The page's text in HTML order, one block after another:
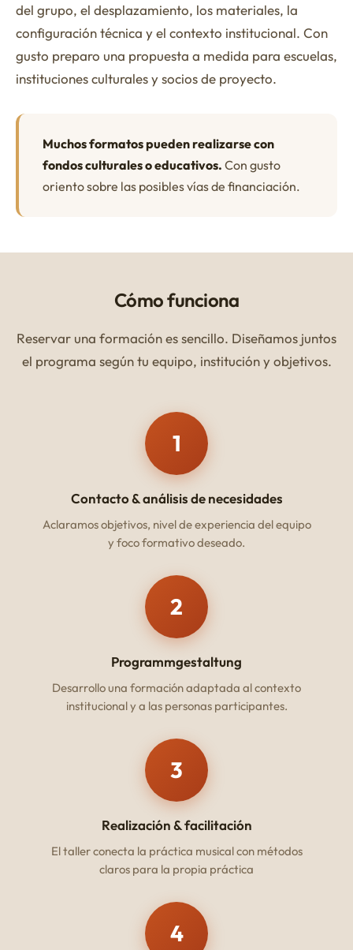
del grupo, el desplazamiento, los materiales, la
configuración técnica y el contexto institucional. Con
gusto preparo una propuesta a medida para escuelas,
instituciones culturales y socios de proyecto.
Muchos formatos pueden realizarse con
fondos culturales o educativos. Con gusto
oriento sobre las posibles vías de financiación.
Cómo funciona
Reservar una formación es sencillo. Diseñamos juntos
el programa según tu equipo, institución y objetivos.
1
Contacto & análisis de necesidades
Aclaramos objetivos, nivel de experiencia del equipo
y foco formativo deseado.
2
Programmgestaltung
Desarrollo una formación adaptada al contexto
institucional y a las personas participantes.
3
Realización & facilitación
El taller conecta la práctica musical con métodos
claros para la propia práctica
4